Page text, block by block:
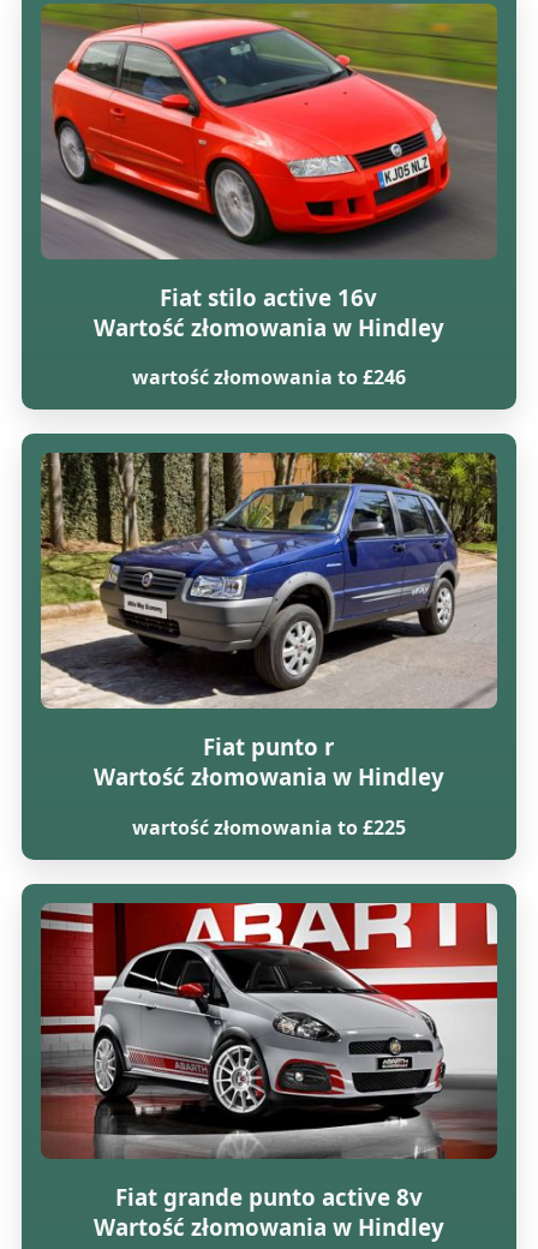
Fiat stilo active 16v
Wartość złomowania w Hindley
wartość złomowania to £246
Fiat punto r
Wartość złomowania w Hindley
wartość złomowania to £225
Fiat grande punto active 8v
Wartość złomowania w Hindley